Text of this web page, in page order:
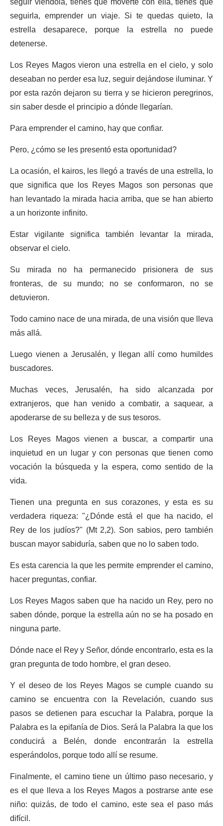
seguirla, emprender un viaje. Si te quedas quieto, la
estrella desaparece, porque la estrella no puede
detenerse.
Los Reyes Magos vieron una estrella en el cielo, y solo
deseaban no perder esa luz, seguir dejándose iluminar. Y
por esta razón dejaron su tierra y se hicieron peregrinos,
sin saber desde el principio a dónde llegarían.
Para emprender el camino, hay que confiar.
Pero, ¿cómo se les presentó esta oportunidad?
La ocasión, el kairos, les llegó a través de una estrella, lo
que significa que los Reyes Magos son personas que
han levantado la mirada hacia arriba, que se han abierto
a un horizonte infinito.
Estar vigilante significa también levantar la mirada,
observar el cielo.
Su mirada no ha permanecido prisionera de sus
fronteras, de su mundo; no se conformaron, no se
detuvieron.
Todo camino nace de una mirada, de una visión que lleva
más allá.
Luego vienen a Jerusalén, y llegan allí como humildes
buscadores.
Muchas veces, Jerusalén, ha sido alcanzada por
extranjeros, que han venido a combatir, a saquear, a
apoderarse de su belleza y de sus tesoros.
Los Reyes Magos vienen a buscar, a compartir una
inquietud en un lugar y con personas que tienen como
vocación la búsqueda y la espera, como sentido de la
vida.
Tienen una pregunta en sus corazones, y esta es su
verdadera riqueza: "¿Dónde está el que ha nacido, el
Rey de los judíos?" (Mt 2,2). Son sabios, pero también
buscan mayor sabiduría, saben que no lo saben todo.
Es esta carencia la que les permite emprender el camino,
hacer preguntas, confiar.
Los Reyes Magos saben que ha nacido un Rey, pero no
saben dónde, porque la estrella aún no se ha posado en
ninguna parte.
Dónde nace el Rey y Señor, dónde encontrarlo, esta es la
gran pregunta de todo hombre, el gran deseo.
Y el deseo de los Reyes Magos se cumple cuando su
camino se encuentra con la Revelación, cuando sus
pasos se detienen para escuchar la Palabra, porque la
Palabra es la epifanía de Dios. Será la Palabra la que los
conducirá a Belén, donde encontrarán la estrella
esperándolos, porque todo allí se resume.
Finalmente, el camino tiene un último paso necesario, y
es el que lleva a los Reyes Magos a postrarse ante ese
niño: quizás, de todo el camino, este sea el paso más
difícil.